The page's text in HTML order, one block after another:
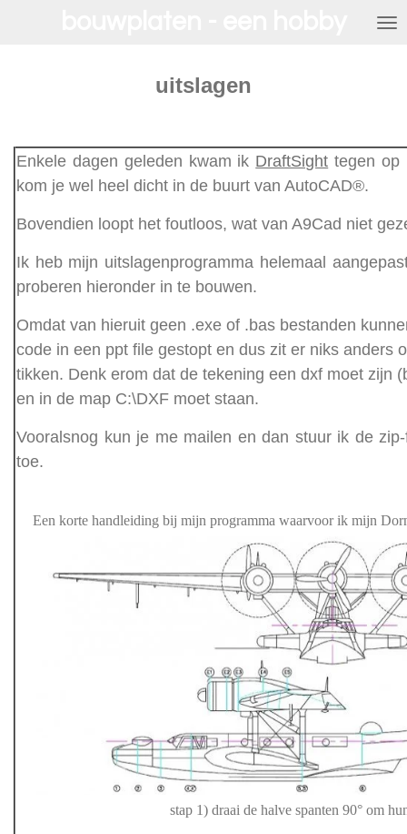
uitslagen
Enkele dagen geleden kwam ik DraftSight tegen op
kom je wel heel dicht in de buurt van AutoCAD®.
Bovendien loopt het foutloos, wat van A9Cad niet
Ik heb mijn uitslagenprogramma helemaal
proberen hieronder in te bouwen.
Omdat van hieruit geen .exe of .bas bestanden
code in een ppt file gestopt en dus zit er niks anders
tikken. Denk erom dat de tekening een dxf moet zijn
en in de map C:\DXF moet staan.
Vooralsnog kun je me mailen en dan stuur ik de
toe.
Een korte handleiding bij mijn programma waarvoor ik mijn
stap 1) draai de halve spanten 90° om